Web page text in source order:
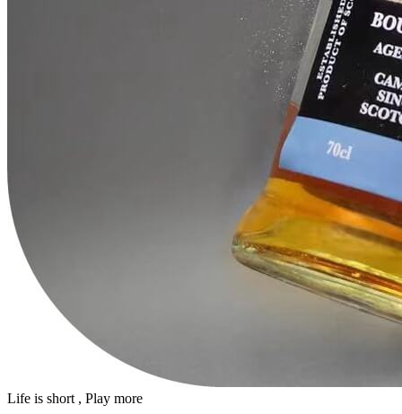
Life is short , Play more